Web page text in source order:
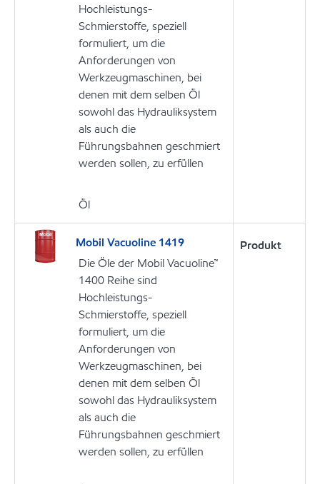
Hochleistungs-
Schmierstoffe, speziell
formuliert, um die
Anforderungen von
Werkzeugmaschinen, bei
denen mit dem selben Öl
sowohl das Hydrauliksystem
als auch die
Führungsbahnen geschmiert
werden sollen, zu erfüllen
Öl
Mobil Vacuoline 1419
Die Öle der Mobil Vacuoline™
1400 Reihe sind
Hochleistungs-
Schmierstoffe, speziell
formuliert, um die
Anforderungen von
Werkzeugmaschinen, bei
denen mit dem selben Öl
sowohl das Hydrauliksystem
als auch die
Führungsbahnen geschmiert
werden sollen, zu erfüllen
Produkt